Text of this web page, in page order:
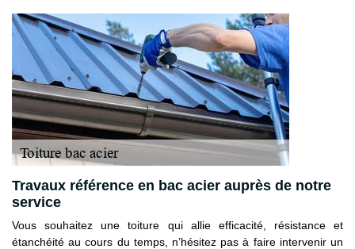
Travaux référence en bac acier auprès de notre
service
Vous souhaitez une toiture qui allie efficacité, résistance et
étanchéité au cours du temps, n’hésitez pas à faire intervenir un